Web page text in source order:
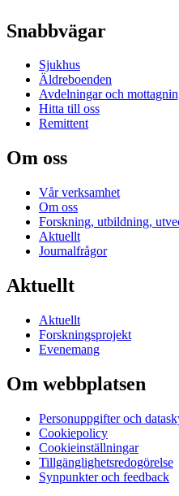
Snabbvägar
Sjukhus
Äldreboenden
Avdelningar och
Hitta till oss
Remittent
Om oss
Vår verksamhet
Om oss
Forskning, utbildning,
Aktuellt
Journalfrågor
Aktuellt
Aktuellt
Forskningsprojekt
Evenemang
Om webbplatsen
Personuppgifter och
Cookiepolicy
Cookieinställningar
Tillgänglighetsredogörelse
Synpunkter och feedback